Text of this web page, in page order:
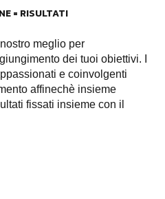
= RISULTATI
meglio per
dei tuoi obiettivi. I
e coinvolgenti
affinechè insieme
fissati insieme con il